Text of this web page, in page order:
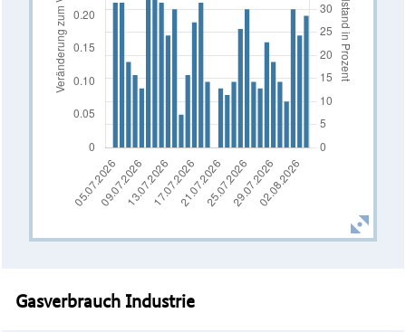
Gasverbrauch Industrie